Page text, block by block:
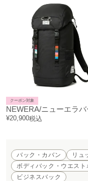
クーポン対象
¥20,900税込
バック・カバン リュ
ボディバック・ウエスト
ビジネスバック